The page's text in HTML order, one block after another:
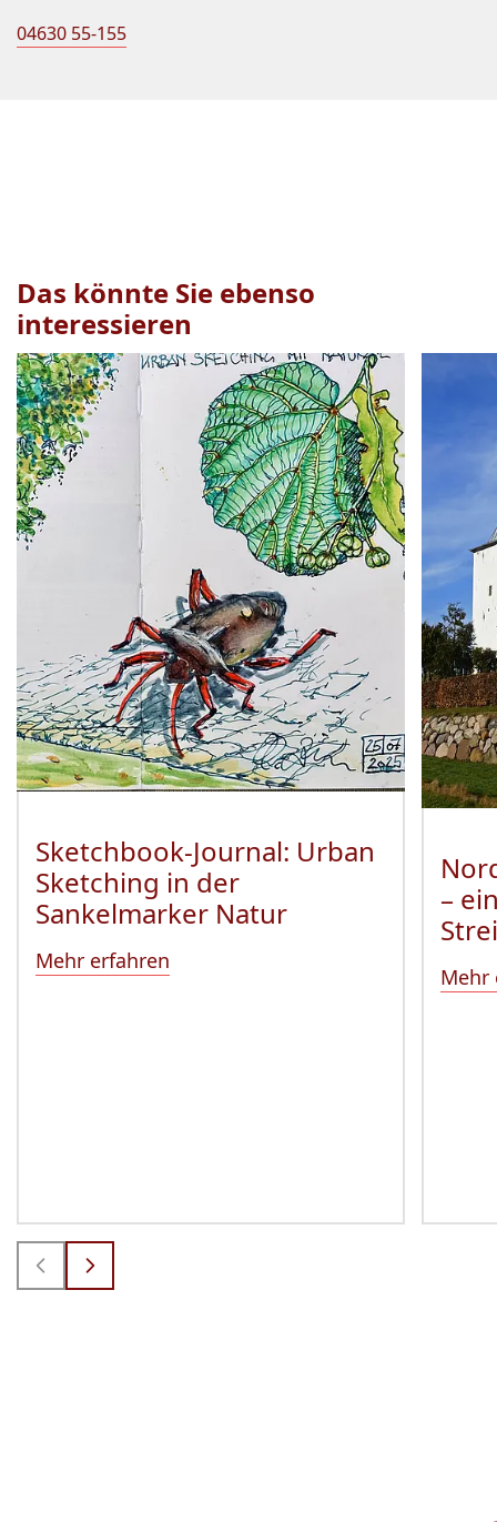
04630 55-155
Das könnte Sie ebenso
interessieren
Veranstaltung1bis2von17sichtbar.
Sketchbook-Journal: Urban
Sketching in der
Sankelmarker Natur
Mehr erfahren
–
Mehr